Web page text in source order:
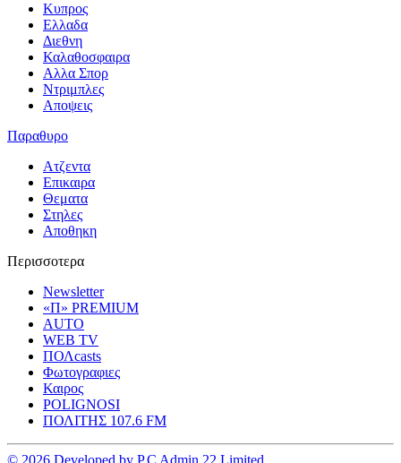
Κυπρος
Ελλαδα
Διεθνη
Καλαθοσφαιρα
Αλλα Σπορ
Ντριμπλες
Αποψεις
Παραθυρο
Ατζεντα
Επικαιρα
Θεματα
Στηλες
Αποθηκη
Περισσοτερα
Newsletter
«Π» PREMIUM
AUTO
WEB TV
ΠΟΛcasts
Φωτογραφιες
Καιρος
POLIGNOSI
ΠΟΛΙΤΗΣ 107.6 FM